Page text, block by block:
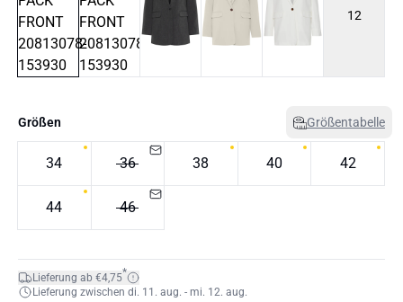
12
Größen Größentabelle
34 36 38 40 42
44 46
Lieferung ab €4,75*
Lieferung zwischen di. 11. aug. - mi. 12. aug.